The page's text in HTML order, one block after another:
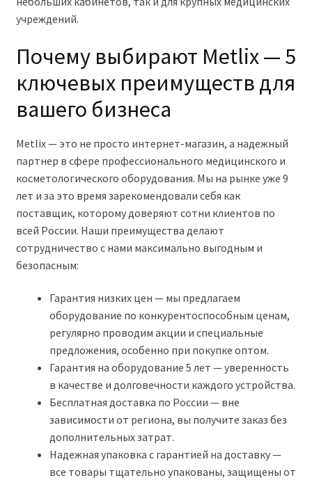
учреждений.
Почему выбирают Metlix — 5
ключевых преимуществ для
вашего бизнеса
Metlix — это не просто интернет-магазин, а надежный
партнер в сфере профессионального медицинского и
косметологического оборудования. Мы на рынке уже 9
лет и за это время зарекомендовали себя как
поставщик, которому доверяют сотни клиентов по
всей России. Наши преимущества делают
сотрудничество с нами максимально выгодным и
безопасным:
Гарантия низких цен — мы предлагаем
оборудование по конкурентоспособным ценам,
регулярно проводим акции и специальные
предложения, особенно при покупке оптом.
Гарантия на оборудование 5 лет — уверенность
в качестве и долговечности каждого устройства.
Бесплатная доставка по России — вне
зависимости от региона, вы получите заказ без
дополнительных затрат.
Надежная упаковка с гарантией на доставку —
все товары тщательно упакованы, защищены от